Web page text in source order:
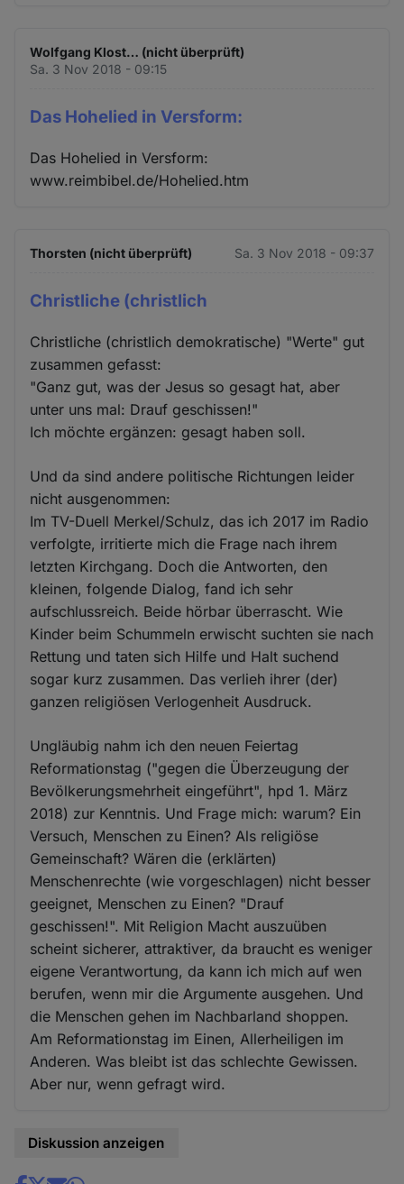
Wolfgang Klost… (nicht überprüft)
Sa. 3 Nov 2018 - 09:15
Das Hohelied in Versform:
Das Hohelied in Versform:
www.reimbibel.de/Hohelied.htm
Thorsten (nicht überprüft) Sa. 3 Nov 2018 - 09:37
Christliche (christlich
Christliche (christlich demokratische) "Werte" gut
zusammen gefasst:
"Ganz gut, was der Jesus so gesagt hat, aber
unter uns mal: Drauf geschissen!"
Ich möchte ergänzen: gesagt haben soll.
Und da sind andere politische Richtungen leider
nicht ausgenommen:
Im TV-Duell Merkel/Schulz, das ich 2017 im Radio
verfolgte, irritierte mich die Frage nach ihrem
letzten Kirchgang. Doch die Antworten, den
kleinen, folgende Dialog, fand ich sehr
aufschlussreich. Beide hörbar überrascht. Wie
Kinder beim Schummeln erwischt suchten sie nach
Rettung und taten sich Hilfe und Halt suchend
sogar kurz zusammen. Das verlieh ihrer (der)
ganzen religiösen Verlogenheit Ausdruck.
Ungläubig nahm ich den neuen Feiertag
Reformationstag ("gegen die Überzeugung der
Bevölkerungsmehrheit eingeführt", hpd 1. März
2018) zur Kenntnis. Und Frage mich: warum? Ein
Versuch, Menschen zu Einen? Als religiöse
Gemeinschaft? Wären die (erklärten)
Menschenrechte (wie vorgeschlagen) nicht besser
geeignet, Menschen zu Einen? "Drauf
geschissen!". Mit Religion Macht auszuüben
scheint sicherer, attraktiver, da braucht es weniger
eigene Verantwortung, da kann ich mich auf wen
berufen, wenn mir die Argumente ausgehen. Und
die Menschen gehen im Nachbarland shoppen.
Am Reformationstag im Einen, Allerheiligen im
Anderen. Was bleibt ist das schlechte Gewissen.
Aber nur, wenn gefragt wird.
Diskussion anzeigen